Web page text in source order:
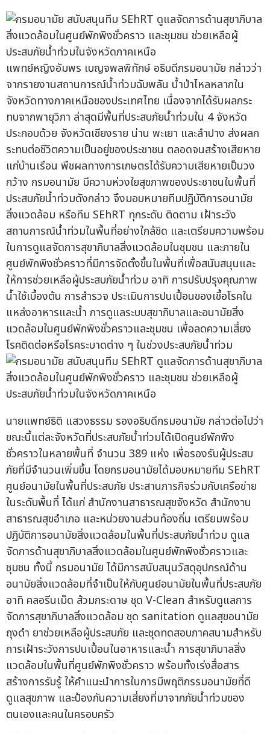
แพทย์หญิงอัมพร เบญจพลพิทักษ์ อธิบดีกรมอนามัย กล่าวว่า
จากรายงานสถานการณ์น้ำท่วมฉับพลัน น้ำป่าไหลหลากใน
จังหวัดทางภาคเหนือของประเทศไทย เนื่องจากได้รับผลกระ
ทบจากพายุวิภา ล่าสุดมีพื้นที่ประสบภัยน้ำท่วมใน 4 จังหวัด
ประกอบด้วย จังหวัดเชียงราย น่าน พะเยา และลำปาง ส่งผลก
ระทบต่อชีวิตความเป็นอยู่ของประชาชน ตลอดจนสร้างเสียหาย
แก่บ้านเรือน พืชผลทางการเกษตรได้รับความเสียหายเป็นวง
กว้าง กรมอนามัย มีความห่วงใยสุขภาพของประชาชนในพื้นที่
ประสบภัยน้ำท่วมดังกล่าว จึงมอบหมายทีมปฏิบัติการอนามัย
สิ่งแวดล้อม หรือทีม SEhRT ทุกระดับ ติดตาม เฝ้าระวัง
สถานการณ์น้ำท่วมในพื้นที่อย่างใกล้ชิด และเตรียมความพร้อม
ในการดูแลจัดการสุขาภิบาลสิ่งแวดล้อมในชุมชน และภายใน
ศูนย์พักพิงชั่วคราวที่มีการจัดตั้งขึ้นในพื้นที่เพื่อสนับสนุนและ
ให้การช่วยเหลือผู้ประสบภัยน้ำท่วม อาทิ การปรับปรุงคุณภาพ
น้ำใช้เบื้องต้น การสำรวจ ประเมินการปนเปื้อนของเชื้อโรคใน
แหล่งอาหารและน้ำ การดูแลระบบสุขาภิบาลและอนามัยสิ่ง
แวดล้อมในศูนย์พักพิงชั่วคราวและชุมชน เพื่อลดความเสี่ยง
โรคติดต่อหรือโรคระบาดต่าง ๆ ในช่วงประสบภัยน้ำท่วม
นายแพทย์ธิติ แสวงธรรม รองอธิบดีกรมอนามัย กล่าวต่อไปว่า
ขณะนี้แต่ละจังหวัดที่ประสบภัยน้ำท่วมได้เปิดศูนย์พักพิง
ชั่วคราวในหลายพื้นที่ จำนวน 389 แห่ง เพื่อรองรับผู้ประสบ
ภัยที่มีจำนวนเพิ่มขึ้น โดยกรมอนามัยได้มอบหมายทีม SEhRT
ศูนย์อนามัยในพื้นที่ประสบภัย ประสานภารกิจร่วมกับเครือข่าย
ในระดับพื้นที่ ได้แก่ สำนักงานสาธารณสุขจังหวัด สำนักงาน
สาธารณสุขอำเภอ และหน่วยงานส่วนท้องถิ่น เตรียมพร้อม
ปฏิบัติการอนามัยสิ่งแวดล้อมในพื้นที่ประสบภัยน้ำท่วม ดูแล
จัดการด้านสุขาภิบาลสิ่งแวดล้อมในศูนย์พักพิงชั่วคราวและ
ชุมชน ทั้งนี้ กรมอนามัย ได้มีการสนับสนุนวัสดุอุปกรณ์ด้าน
อนามัยสิ่งแวดล้อมที่จำเป็นให้กับศูนย์อนามัยในพื้นที่ประสบภัย
อาทิ คลอรีนเม็ด ส้วมกระดาษ ชุด V-Clean สำหรับดูแลการ
จัดการสุขาภิบาลสิ่งแวดล้อม ชุด sanitation ดูแลสุขอนามัย
ถุงดำ ยาช่วยเหลือผู้ประสบภัย และชุดทดสอบภาคสนามสำหรับ
การเฝ้าระวังการปนเปื้อนในอาหารและน้ำ การสุขาภิบาลสิ่ง
แวดล้อมในพื้นที่ศูนย์พักพิงชั่วคราว พร้อมทั้งเร่งสื่อสาร
สร้างการรับรู้ ให้คำแนะนำการในการมีพฤติกรรมอนามัยที่ดี
ดูแลสุขภาพ และป้องกันความเสี่ยงที่มาจากภัยน้ำท่วมของ
ตนเองและคนในครอบครัว